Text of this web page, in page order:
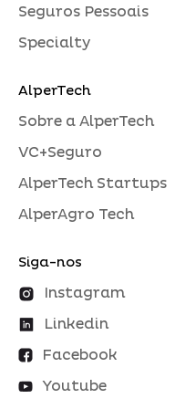
Seguros Pessoais
Specialty
AlperTech
Sobre a AlperTech
VC+Seguro
AlperTech Startups
AlperAgro Tech
Siga-nos
Instagram
Linkedin
Facebook
Youtube